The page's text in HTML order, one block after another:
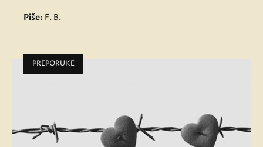
Piše: F. B.
PREPORUKE